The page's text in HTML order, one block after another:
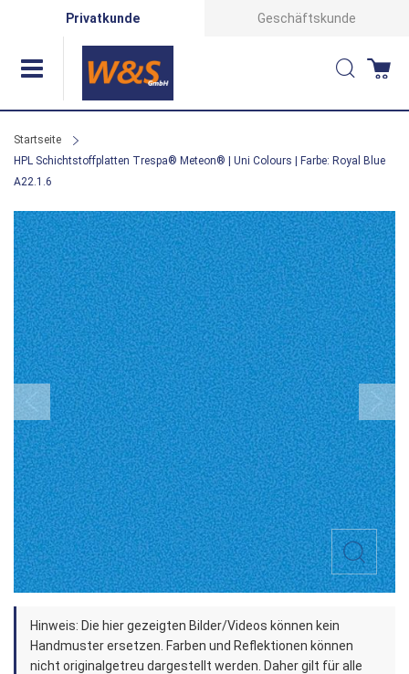
Privatkunde Geschäftskunde
Suche
Startseite
HPL Schichtstoffplatten Trespa® Meteon® | Uni Colours | Farbe: Royal Blue
A22.1.6
Zum
Ende
der
Bildergalerie
springen
Zum
Anfang
der
Hinweis: Die hier gezeigten Bilder/Videos können kein
Handmuster ersetzen. Farben und Reflektionen können
nicht originalgetreu dargestellt werden. Daher gilt für alle